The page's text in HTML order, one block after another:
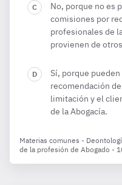
No, porque no es
comisiones por
profesionales de
provienen de
Sí, porque
recomendación
limitación y el
de la Abogacía.
Materias comunes -
de la profesión de Abogado -